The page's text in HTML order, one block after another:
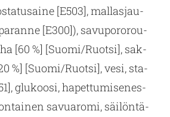
[E503], mal­las­jau­
[E300]), sa­vu­po­ro­rou­
[60 %] [Suomi/Ruot­si], sak­
%] [Suomi/Ruot­si], vesi, sta­
glu­koo­si, ha­pet­tu­mi­se­nes­
sa­vua­ro­mi, säi­lön­tä­